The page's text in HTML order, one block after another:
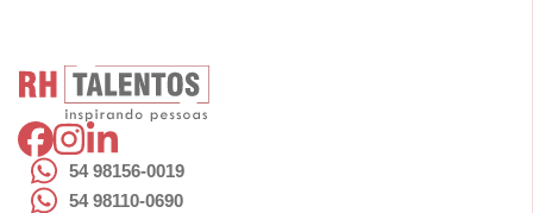
54 98156-0019
54 98110-0690